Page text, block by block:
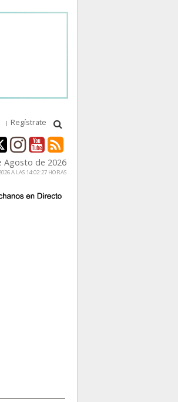
Regístrate
Agosto de 2026
A LAS 14:02:27 HORAS